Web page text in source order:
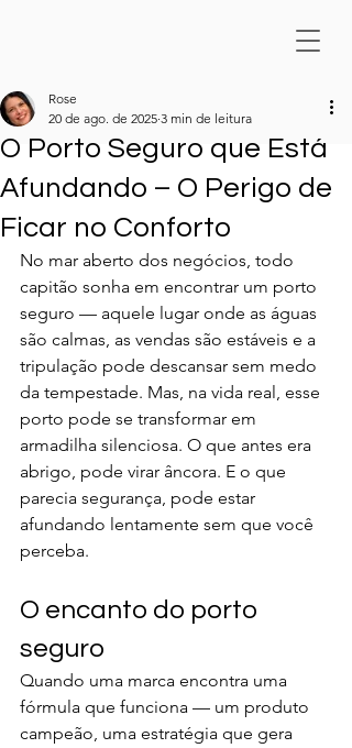
O Porto Seguro que Está
Afundando – O Perigo de
Ficar no Conforto
Rose
20 de ago. de 2025 3 min de leitura
No mar aberto dos negócios, todo
capitão sonha em encontrar um porto
seguro — aquele lugar onde as águas
são calmas, as vendas são estáveis e a
tripulação pode descansar sem medo
da tempestade. Mas, na vida real, esse
porto pode se transformar em
armadilha silenciosa. O que antes era
abrigo, pode virar âncora. E o que
parecia segurança, pode estar
afundando lentamente sem que você
perceba.
O encanto do porto
seguro
Quando uma marca encontra uma
fórmula que funciona — um produto
campeão, uma estratégia que gera